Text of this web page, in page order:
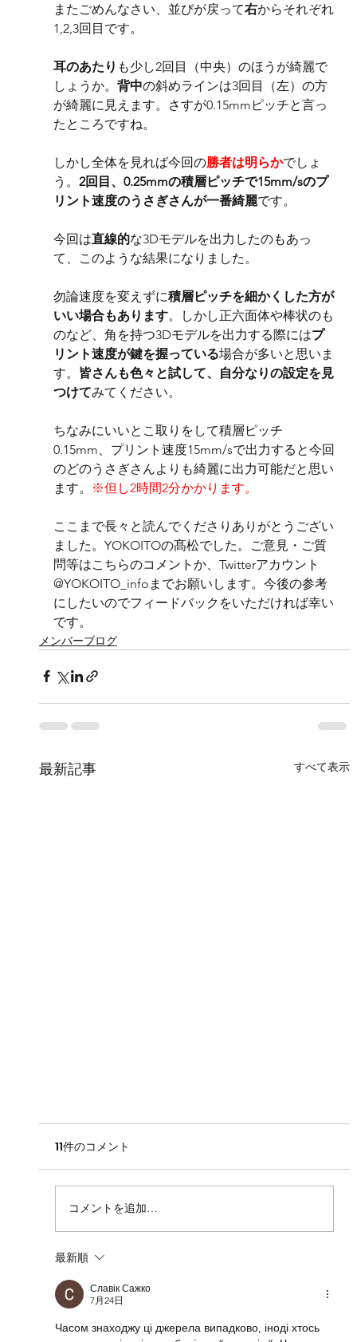
またごめんなさい、並びが戻って右からそれぞれ
1,2,3回目です。
耳のあたり も少し2回目（中央）のほうが綺麗で
しょうか。 背中の斜めラインは3回目（左）の方
が綺麗に見えます。さすが0.15mmピッチと言っ
たところですね。
しかし全体を見れば今回の勝者は明らかでしょ
う。 2回目、0.25mmの積層ピッチで15mm/sのプ
リント速度のうさぎさんが一番綺麗です。
今回は直線的な3Dモデルを出力したのもあっ
て、このような結果になりました。
勿論速度を変えずに積層ピッチを細かくした方が
いい場合もあります。しかし正六面体や棒状のも
のなど、角を持つ3Dモデルを出力する際にはプ
リント速度が鍵を握っている場合が多いと思いま
す。 皆さんも色々と試して、自分なりの設定を見
つけてみてください。
ちなみにいいとこ取りをして積層ピッチ
0.15mm、プリント速度15mm/sで出力すると今回
のどのうさぎさんよりも綺麗に出力可能だと思い
ます。
※但し2時間2分かかります。
ここまで長々と読んでくださりありがとうござい
ました。YOKOITOの髙松でした。ご意見・ご質
問等はこちらのコメントか、Twitterアカウント
@YOKOITO_infoまでお願いします。今後の参考
にしたいのでフィードバックをいただければ幸い
です。
メンバーブログ
最新記事 すべて表示
学生ベンチャーが3Dプリンターでカメラレン
11件のコメント
コメントを追加…
最新順
Славік Сажко
7月24日
Часом знаходжу ці джерела випадково, іноді хтось